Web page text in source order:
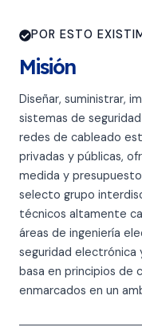
POR ESTO
Misión
Diseñar, suministrar,
sistemas de
redes de cableado
privadas y públicas,
medida y
selecto grupo
técnicos altamente
áreas de ingeniería
seguridad electrónica
basa en principios de
enmarcados en un